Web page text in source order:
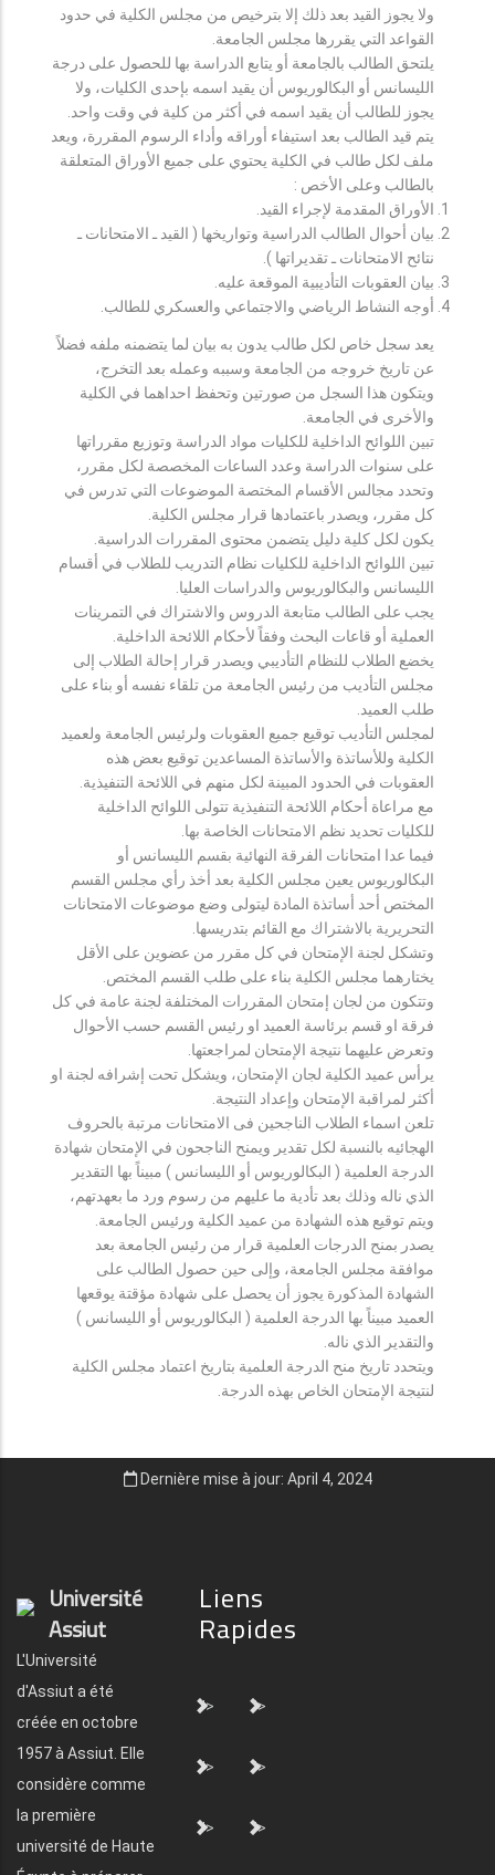
ولا يجوز القيد بعد ذلك إلا بترخيص من مجلس الكلية في حدود
القواعد التي يقررها مجلس الجامعة.
يلتحق الطالب بالجامعة أو يتابع الدراسة بها للحصول على درجة
الليسانس أو البكالوريوس أن يقيد اسمه بإحدى الكليات، ولا
يجوز للطالب أن يقيد اسمه في أكثر من كلية في وقت واحد.
يتم قيد الطالب بعد استيفاء أوراقه وأداء الرسوم المقررة، ويعد
ملف لكل طالب في الكلية يحتوي على جميع الأوراق المتعلقة
بالطالب وعلى الأخص :
الأوراق المقدمة لإجراء القيد.
بيان أحوال الطالب الدراسية وتواريخها ( القيد ـ الامتحانات ـ
نتائح الامتحانات ـ تقديراتها ).
بيان العقوبات التأديبية الموقعة عليه.
أوجه النشاط الرياضي والاجتماعي والعسكري للطالب.
يعد سجل خاص لكل طالب يدون به بيان لما يتضمنه ملفه فضلاً
عن تاريخ خروجه من الجامعة وسببه وعمله بعد التخرج،
ويتكون هذا السجل من صورتين وتحفظ احداهما في الكلية
والأخرى في الجامعة.
تبين اللوائح الداخلية للكليات مواد الدراسة وتوزيع مقرراتها
على سنوات الدراسة وعدد الساعات المخصصة لكل مقرر،
وتحدد مجالس الأقسام المختصة الموضوعات التي تدرس في
كل مقرر، ويصدر باعتمادها قرار مجلس الكلية.
يكون لكل كلية دليل يتضمن محتوى المقررات الدراسية.
تبين اللوائح الداخلية للكليات نظام التدريب للطلاب في أقسام
الليسانس والبكالوريوس والدراسات العليا.
يجب على الطالب متابعة الدروس والاشتراك في التمرينات
العملية أو قاعات البحث وفقاً لأحكام اللائحة الداخلية.
يخضع الطلاب للنظام التأديبي ويصدر قرار إحالة الطلاب إلى
مجلس التأديب من رئيس الجامعة من تلقاء نفسه أو بناء على
طلب العميد.
لمجلس التأديب توقيع جميع العقوبات ولرئيس الجامعة ولعميد
الكلية وللأساتذة والأساتذة المساعدين توقيع بعض هذه
العقوبات في الحدود المبينة لكل منهم في اللائحة التنفيذية.
مع مراعاة أحكام اللائحة التنفيذية تتولى اللوائح الداخلية
للكليات تحديد نظم الامتحانات الخاصة بها.
فيما عدا امتحانات الفرقة النهائية بقسم الليسانس أو
البكالوريوس يعين مجلس الكلية بعد أخذ رأي مجلس القسم
المختص أحد أساتذة المادة ليتولى وضع موضوعات الامتحانات
التحريرية بالاشتراك مع القائم بتدريسها.
وتشكل لجنة الإمتحان في كل مقرر من عضوين على الأقل
يختارهما مجلس الكلية بناء على طلب القسم المختص.
وتتكون من لجان إمتحان المقررات المختلفة لجنة عامة في كل
فرقة او قسم برئاسة العميد او رئيس القسم حسب الأحوال
وتعرض عليهما نتيجة الإمتحان لمراجعتها.
يرأس عميد الكلية لجان الإمتحان، ويشكل تحت إشرافه لجنة او
أكثر لمراقبة الإمتحان وإعداد النتيجة.
تلعن اسماء الطلاب الناجحين فى الامتحانات مرتبة بالحروف
الهجائيه بالنسبة لكل تقدير ويمنح الناجحون في الإمتحان شهادة
الدرجة العلمية ( البكالوريوس أو الليسانس ) مبيناً بها التقدير
الذي ناله وذلك بعد تأدية ما عليهم من رسوم ورد ما بعهدتهم،
ويتم توقيع هذه الشهادة من عميد الكلية ورئيس الجامعة.
يصدر بمنح الدرجات العلمية قرار من رئيس الجامعة بعد
موافقة مجلس الجامعة، وإلى حين حصول الطالب على
الشهادة المذكورة يجوز أن يحصل على شهادة مؤقتة يوقعها
العميد مبيناً بها الدرجة العلمية ( البكالوريوس أو الليسانس )
والتقدير الذي ناله.
ويتحدد تاريخ منح الدرجة العلمية بتاريخ اعتماد مجلس الكلية
لنتيجة الإمتحان الخاص بهذه الدرجة.
Dernière mise à jour: April 4, 2024
Université
Assiut
L'Université
d'Assiut a été
créée en octobre
1957 à Assiut. Elle
considère comme
la première
université de Haute
Liens
Rapides
"> ">
"> ">
"> ">